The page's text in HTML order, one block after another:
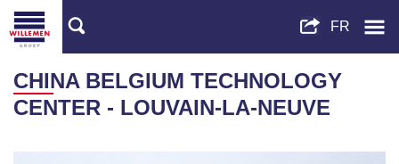
CHINA BELGIUM TECHNOLOGY
CENTER - LOUVAIN-LA-NEUVE